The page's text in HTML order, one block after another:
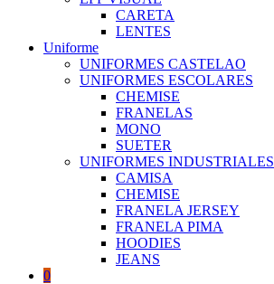
CARETA
LENTES
Uniforme
UNIFORMES CASTELAO
UNIFORMES ESCOLARES
CHEMISE
FRANELAS
MONO
SUETER
UNIFORMES INDUSTRIALES
CAMISA
CHEMISE
FRANELA JERSEY
FRANELA PIMA
HOODIES
JEANS
0